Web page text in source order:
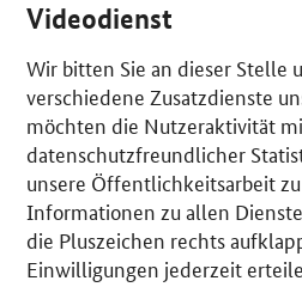
Videodienst
Wir bitten Sie an dieser
verschiedene Zusatzdienste
möchten die Nutzeraktivität
datenschutzfreundlicher
unsere Öffentlichkeitsarbeit
Informationen zu allen
die Pluszeichen rechts
Einwilligungen jederzeit